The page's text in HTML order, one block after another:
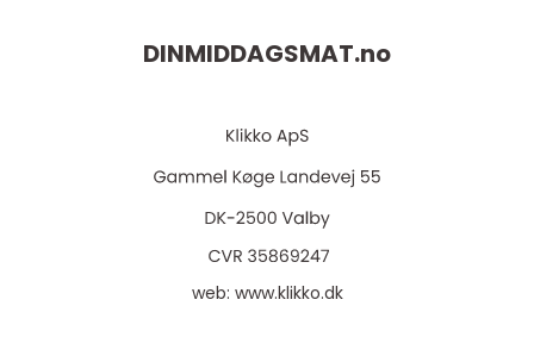
DINMIDDAGSMAT.no
web: www.klikko.dk